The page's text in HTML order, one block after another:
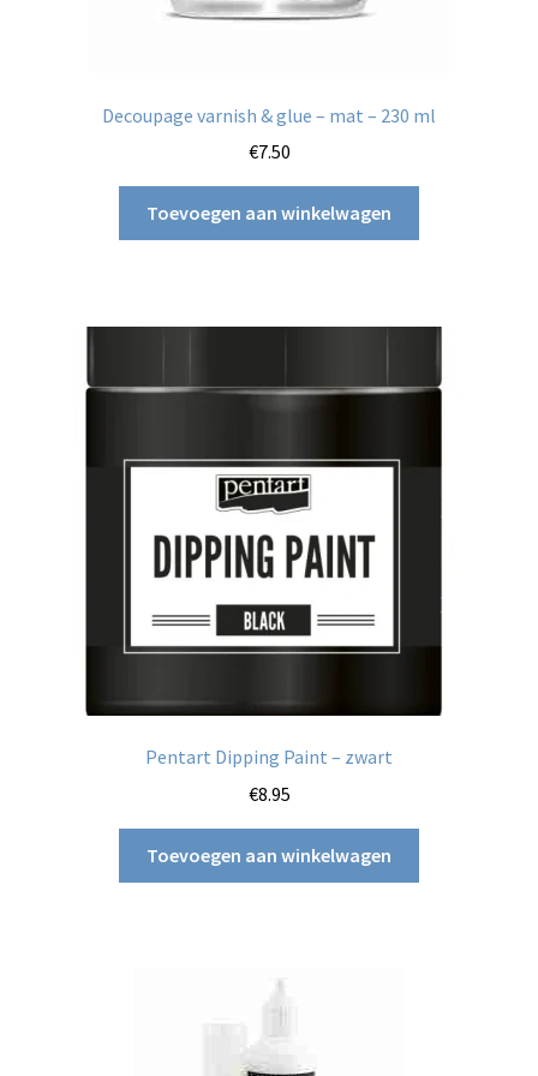
Decoupage varnish & glue – mat – 230 ml
€7.50
Toevoegen aan winkelwagen
Pentart Dipping Paint – zwart
€8.95
Toevoegen aan winkelwagen